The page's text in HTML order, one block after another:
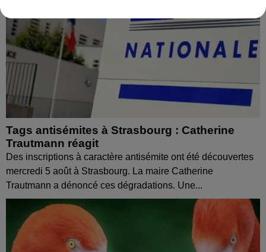
Tags antisémites à Strasbourg : Catherine
Trautmann réagit
Des inscriptions à caractère antisémite ont été découvertes
mercredi 5 août à Strasbourg. La maire Catherine
Trautmann a dénoncé ces dégradations. Une...